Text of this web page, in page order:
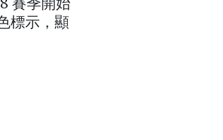
賽季開始
標示，顯